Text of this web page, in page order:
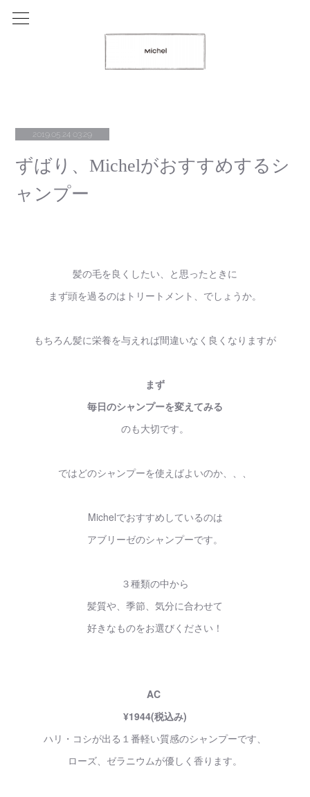
2019.05.24 03:29
ずばり、Michelがおすすめするシ
ャンプー
髪の毛を良くしたい、と思ったときに
まず頭を過るのはトリートメント、でしょうか。
もちろん髪に栄養を与えれば間違いなく良くなりますが
まず
毎日のシャンプーを変えてみる
のも大切です。
ではどのシャンプーを使えばよいのか、、、
Michelでおすすめしているのは
アブリーゼのシャンプーです。
３種類の中から
髪質や、季節、気分に合わせて
好きなものをお選びください！
AC
¥1944(税込み)
ハリ・コシが出る１番軽い質感のシャンプーです、
ローズ、ゼラニウムが優しく香ります。